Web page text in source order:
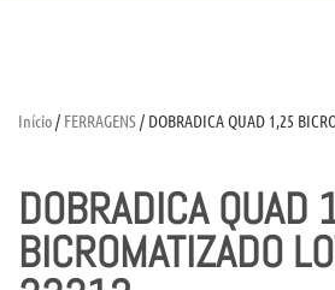
Início/ FERRAGENS/ DOBRADICA QUAD 1,25
DOBRADICA QUAD
BICROMATIZADO